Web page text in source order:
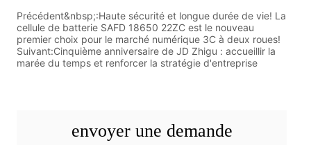
Précédent&nbsp;:Haute sécurité et longue durée de vie! La
cellule de batterie SAFD 18650 22ZC est le nouveau
premier choix pour le marché numérique 3C à deux roues!
Suivant:Cinquième anniversaire de JD Zhigu : accueillir la
marée du temps et renforcer la stratégie d'entreprise
envoyer une demande